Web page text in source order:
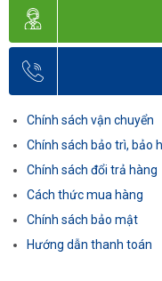
Chính sách vận chuyển
Chính sách bảo trì, bảo
Chính sách đổi trả hàng
Cách thức mua hàng
Chính sách bảo mật
Hướng dẫn thanh toán